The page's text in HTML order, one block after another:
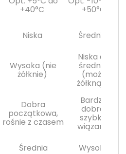
+40°C
+50°C
Niska Średnia
Wysoka (nie
żółknie)
Niska do
średniej
(może
żółknąć)
Dobra
początkowa,
rośnie z czasem
Bardzo
dobra,
szybkie
wiązanie
Średnia
Wysoka